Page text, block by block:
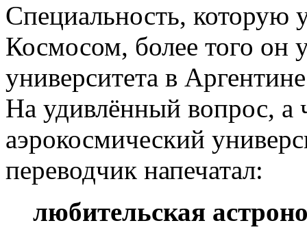
Специальность, которую
Космосом, более того он
университета в
На удивлённый вопрос, а
аэрокосмический
переводчик напечатал:
любительская